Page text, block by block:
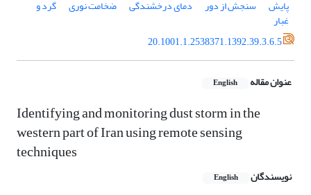
پایش
سنجش از دور دمای درخشندگی ضخامت نوری گرد و
غبار
20.1001.1.2538371.1392.39.3.6.5
عنوان مقاله English
Identifying and monitoring dust storm in the
western part of Iran using remote sensing
techniques
نویسندگان English